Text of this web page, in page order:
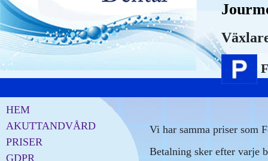
HEM
AKUTTANDVÅRD
PRISER
GDPR
Vi har samma priser som
Betalning sker efter varje